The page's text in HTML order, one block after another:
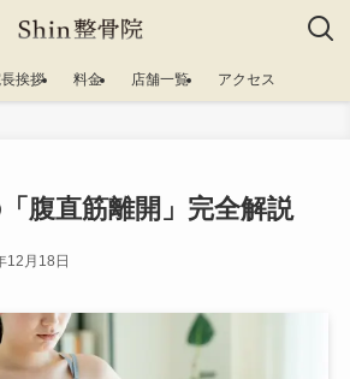
挨拶 料金 店舗一覧 アクセス
腹直筋離開」完全解説
12月18日